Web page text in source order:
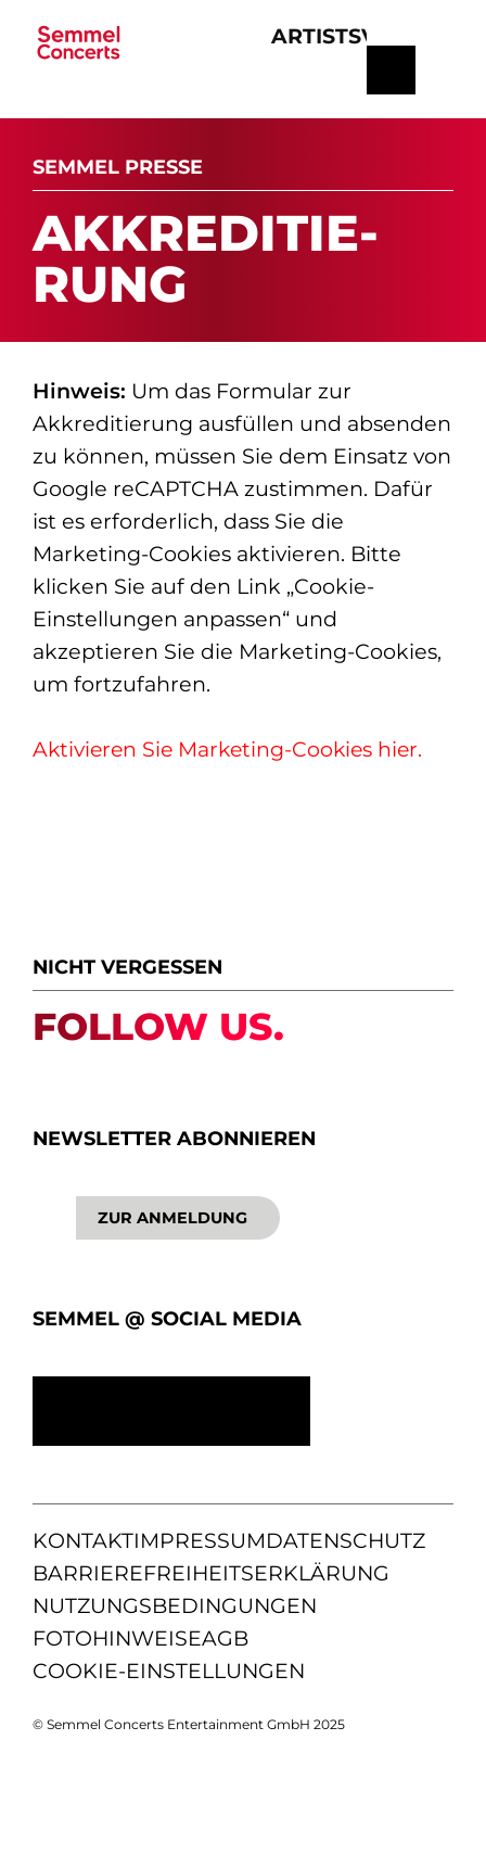
ARTISTS
SEMMEL PRESSE
AK­K­RE­DI­TIE­
RUNG
Hinweis: Um das Formular zur
Akkreditierung ausfüllen und absenden
zu können, müssen Sie dem Einsatz von
Google reCAPTCHA zustimmen. Dafür
ist es erforderlich, dass Sie die
Marketing-Cookies aktivieren. Bitte
klicken Sie auf den Link „Cookie-
Einstellungen anpassen“ und
akzeptieren Sie die Marketing-Cookies,
um fortzufahren.
Aktivieren Sie Marketing-Cookies hier.
NICHT VERGESSEN
FOLLOW US.
NEWSLETTER ABONNIEREN
ZUR ANMELDUNG
SEMMEL @ SOCIAL MEDIA
KONTAKTIMPRESSUMDATENSCHUTZ
BARRIEREFREIHEITSERKLÄRUNG
NUTZUNGSBEDINGUNGEN
FOTOHINWEISEAGB
COOKIE-EINSTELLUNGEN
© Semmel Concerts Entertainment GmbH 2025